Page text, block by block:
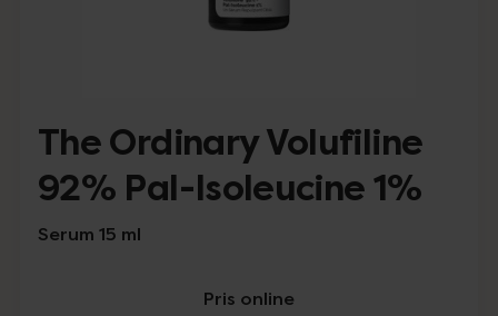
The Ordinary Volufiline
92% Pal-Isoleucine 1%
Serum 15 ml
Pris online